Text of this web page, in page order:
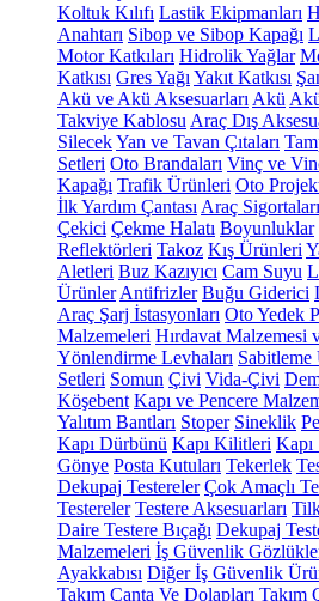
Koltuk Kılıfı Lastik Ekipmanları
Anahtarı Sibop ve Sibop Kapağı
Motor Katkıları Hidrolik Yağlar
Katkısı Gres Yağı Yakıt Katkısı
Akü ve Akü Aksesuarları Akü
Takviye Kablosu Araç Dış
SilecekYan ve Tavan Çıtaları
Setleri Oto Brandaları Vinç ve
Kapağı Trafik Ürünleri Oto
İlk Yardım Çantası Araç Sigortaları
Çekici Çekme Halatı Boyunluklar
Reflektörleri Takoz Kış Ürünleri
Aletleri Buz Kazıyıcı Cam Suyu
Ürünler Antifrizler Buğu Giderici
Araç Şarj İstasyonları Oto Yedek
Malzemeleri Hırdavat Malzemesi
Yönlendirme Levhaları Sabitleme
Setleri Somun Çivi Vida-Çivi
Köşebent Kapı ve Pencere
Yalıtım Bantları Stoper Sineklik
Kapı Dürbünü Kapı Kilitleri Kapı
Gönye Posta Kutuları Tekerlek
Dekupaj Testereler Çok Amaçlı
Testereler Testere Aksesuarları
Daire Testere Bıçağı Dekupaj
Malzemeleri İş Güvenlik
Ayakkabısı Diğer İş Güvenlik
Takım Çanta Ve Dolapları Takım